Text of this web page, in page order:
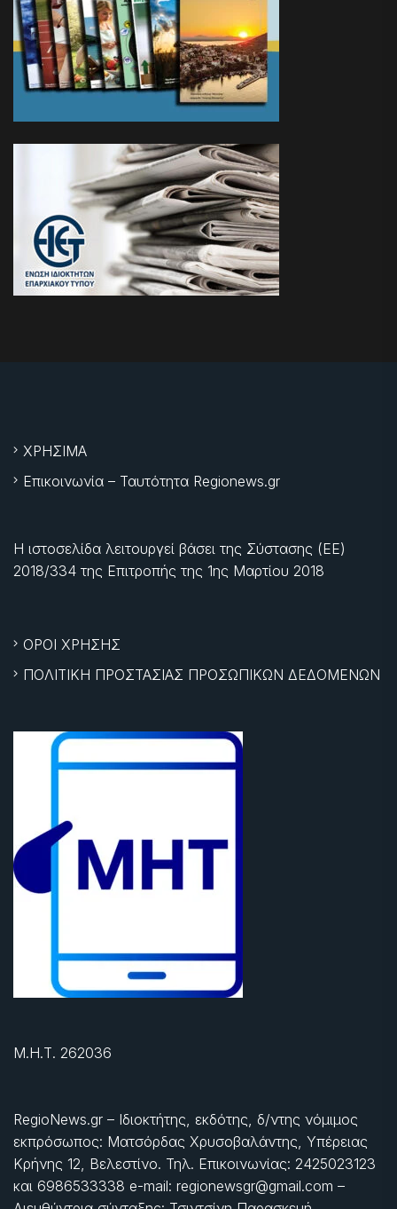
ΧΡΗΣΙΜΑ
Επικοινωνία – Ταυτότητα Regionews.gr
Η ιστοσελίδα λειτουργεί βάσει της Σύστασης (ΕΕ)
2018/334 της Επιτροπής της 1ης Μαρτίου 2018
ΟΡΟΙ ΧΡΗΣΗΣ
ΠΟΛΙΤΙΚΗ ΠΡΟΣΤΑΣΙΑΣ ΠΡΟΣΩΠΙΚΩΝ ΔΕΔΟΜΕΝΩΝ
Μ.Η.Τ. 262036
RegioNews.gr – Ιδιοκτήτης, εκδότης, δ/ντης νόμιμος
εκπρόσωπος: Ματσόρδας Χρυσοβαλάντης, Υπέρειας
Κρήνης 12, Βελεστίνο. Τηλ. Επικοινωνίας: 2425023123
και 6986533338 e-mail: regionewsgr@gmail.com –